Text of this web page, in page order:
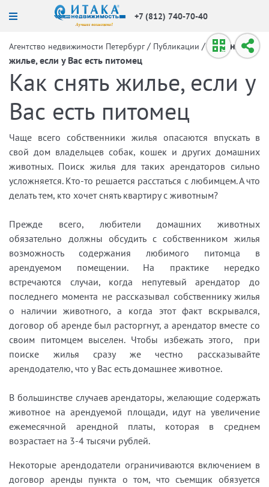
+7 (812) 740-70-40
Агентство недвижимости Петербург / Публикации / Как снять
жилье, если у Вас есть питомец
Как снять жилье, если у
Вас есть питомец
Чаще всего собственники жилья опасаются впускать в
свой дом владельцев собак, кошек и других домашних
животных. Поиск жилья для таких арендаторов сильно
усложняется. Кто-то решается расстаться с любимцем. А что
делать тем, кто хочет снять квартиру с животным?
Прежде всего, любители домашних животных
обязательно должны обсудить с собственником жилья
возможность содержания любимого питомца в
арендуемом помещении. На практике нередко
встречаются случаи, когда непутевый арендатор до
последнего момента не рассказывал собственнику жилья
о наличии животного, а когда этот факт вскрывался,
договор об аренде был расторгнут, а арендатор вместе со
своим питомцем выселен. Чтобы избежать этого, при
поиске жилья сразу же честно рассказывайте
арендодателю, что у Вас есть домашнее животное.
В большинстве случаев арендаторы, желающие содержать
животное на арендуемой площади, идут на увеличение
ежемесячной арендной платы, которая в среднем
возрастает на 3-4 тысячи рублей.
Некоторые арендодатели ограничиваются включением в
договор аренды пункта о том, что съемщик обязуется